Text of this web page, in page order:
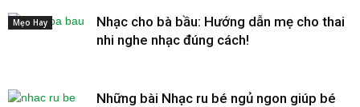
Mẹo Hay
Nhạc cho bà bầu: Hướng dẫn mẹ cho thai
nhi nghe nhạc đúng cách!
Những bài Nhạc ru bé ngủ ngon giúp bé